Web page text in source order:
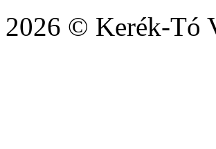
2026 © Kerék-Tó